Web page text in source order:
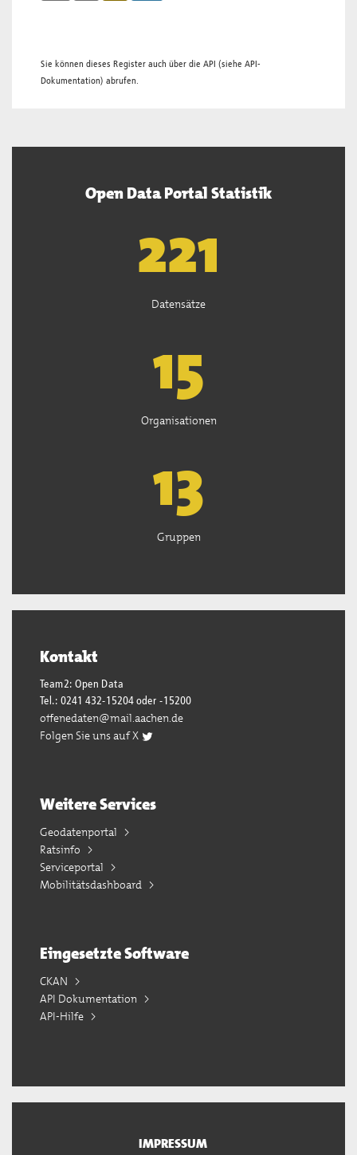
Sie können dieses Register auch über die API (siehe API-
Dokumentation) abrufen.
Open Data Portal Statistik
222
Datensätze
15
Organisationen
13
Gruppen
Kontakt
Team2: Open Data
Tel.: 0241 432-15204 oder -15200
offenedaten@mail.aachen.de
Folgen Sie uns auf X
Weitere Services
Geodatenportal
Ratsinfo
Serviceportal
Mobilitätsdashboard
Eingesetzte Software
CKAN
API Dokumentation
API-Hilfe
IMPRESSUM